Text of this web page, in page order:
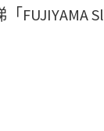
FUJIYAMA